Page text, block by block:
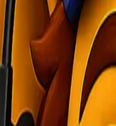
Lionel Express menghadirkan
memberikan keuntungan
potongan harga